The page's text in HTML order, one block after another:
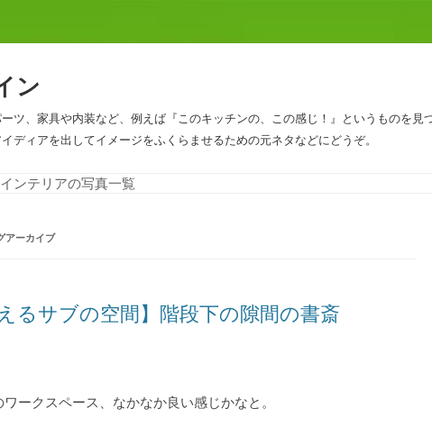
ン
ツ、家具や内装など、例えば『このキッチンの、この感じ！』というものを
ディアを出してイメージをふくらませるための元ネタなどにどうぞ。
ンテリアの写真一覧
アーカイブ
るサブの空間】階段下の隙間の書斎
ークスペース、なかなか良い感じかなと。